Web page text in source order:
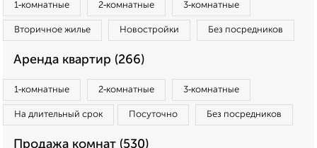
1‑комнатные 2‑комнатные 3‑комнатные
Вторичное жилье Новостройки Без посредников
Аренда квартир (266)
1‑комнатные 2‑комнатные 3‑комнатные
На длительный срок Посуточно Без посредников
Продажа комнат (530)